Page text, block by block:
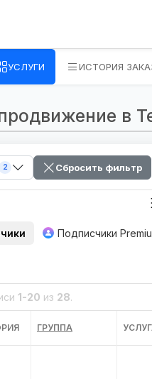
УСЛУГИ ИСТОРИЯ
в
2 Сбросить фильтр
Подписчики
1-20 из 28.
ГРУППА